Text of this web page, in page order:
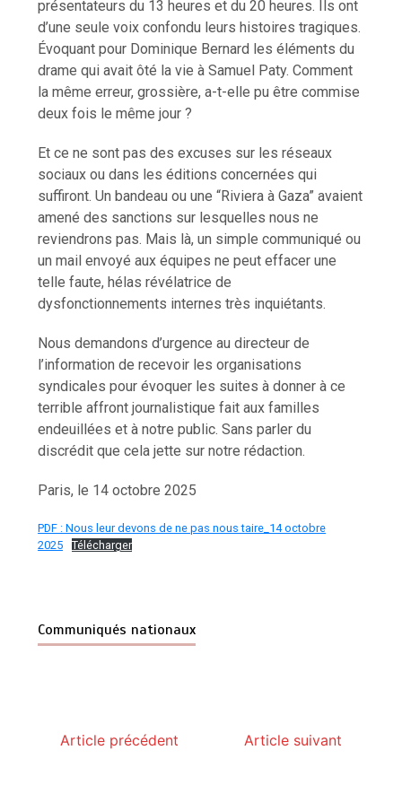
présentateurs du 13 heures et du 20 heures. Ils ont
d’une seule voix confondu leurs histoires tragiques.
Évoquant pour Dominique Bernard les éléments du
drame qui avait ôté la vie à Samuel Paty. Comment
la même erreur, grossière, a-t-elle pu être commise
deux fois le même jour ?
Et ce ne sont pas des excuses sur les réseaux
sociaux ou dans les éditions concernées qui
suffiront. Un bandeau ou une “Riviera à Gaza” avaient
amené des sanctions sur lesquelles nous ne
reviendrons pas. Mais là, un simple communiqué ou
un mail envoyé aux équipes ne peut effacer une
telle faute, hélas révélatrice de
dysfonctionnements internes très inquiétants.
Nous demandons d’urgence au directeur de
l’information de recevoir les organisations
syndicales pour évoquer les suites à donner à ce
terrible affront journalistique fait aux familles
endeuillées et à notre public. Sans parler du
discrédit que cela jette sur notre rédaction.
Paris, le 14 octobre 2025
PDF : Nous leur devons de ne pas nous taire_14 octobre
2025
Télécharger
Communiqués nationaux
Article précédent Article suivant